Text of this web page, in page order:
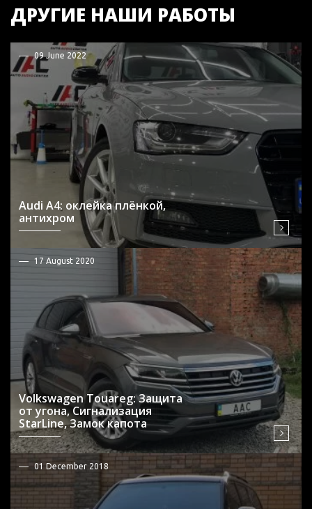
ДРУГИЕ НАШИ РАБОТЫ
09 June 2022
Audi A4: оклейка плёнкой,
антихром
17 August 2020
Volkswagen Touareg: Защита
от угона, Сигнализация
StarLine, Замок капота
01 December 2018